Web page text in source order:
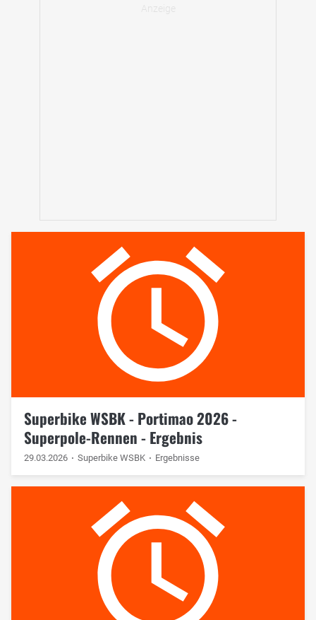
Superbike WSBK - Portimao 2026 -
Superpole-Rennen - Ergebnis
29.03.2026 Superbike WSBK Ergebnisse